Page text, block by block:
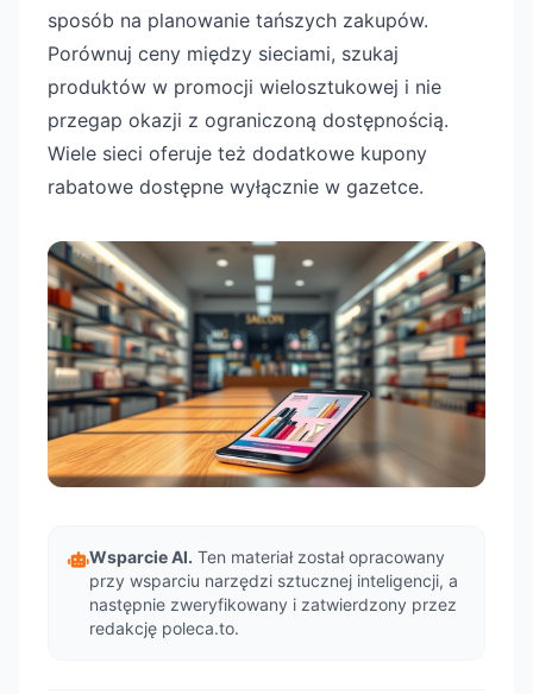
sposób na planowanie tańszych zakupów.
Porównuj ceny między sieciami, szukaj
produktów w promocji wielosztukowej i nie
przegap okazji z ograniczoną dostępnością.
Wiele sieci oferuje też dodatkowe kupony
rabatowe dostępne wyłącznie w gazetce.
Wsparcie AI. Ten materiał został opracowany
przy wsparciu narzędzi sztucznej inteligencji, a
następnie zweryfikowany i zatwierdzony przez
redakcję poleca.to.